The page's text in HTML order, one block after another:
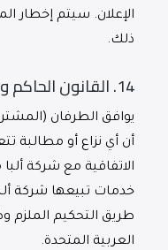
الإعلان. سيتم إخطار
ذلك.
14. القانون الحاكم
يوافق الطرفان
أن أي نزاع أو مطالبة
الاتفاقية مع شركة
خدمات تبيعها شركة
طريق التحكيم الملزم
العربية المتحدة.